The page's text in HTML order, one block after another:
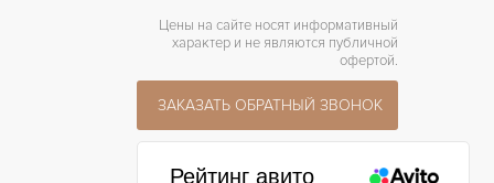
Цены на сайте носят информативный
характер и не являются публичной
офертой.
ЗАКАЗАТЬ ОБРАТНЫЙ ЗВОНОК
Рейтинг авито